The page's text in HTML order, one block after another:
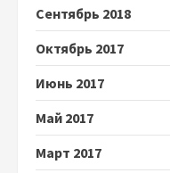
Сентябрь 2018
Октябрь 2017
Июнь 2017
Май 2017
Март 2017